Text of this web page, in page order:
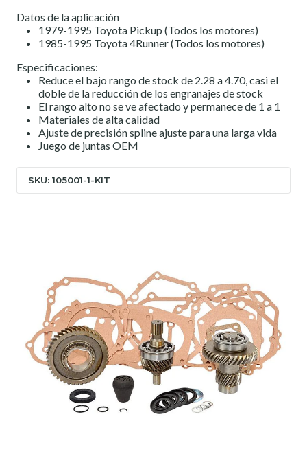
Datos de la aplicación
1979-1995 Toyota Pickup (Todos los motores)
1985-1995 Toyota 4Runner (Todos los motores)
Especificaciones:
Reduce el bajo rango de stock de 2.28 a 4.70, casi el
doble de la reducción de los engranajes de stock
El rango alto no se ve afectado y permanece de 1 a 1
Materiales de alta calidad
Ajuste de precisión spline ajuste para una larga vida
Juego de juntas OEM
SKU: 105001-1-KIT